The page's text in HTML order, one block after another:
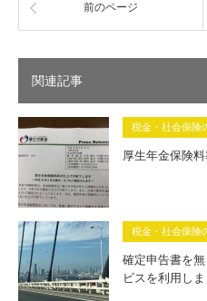
前のページ
関連記事
税金・社会保険
厚生年金保険
税金・社会保険
確定申告書を
ビスを利用しま